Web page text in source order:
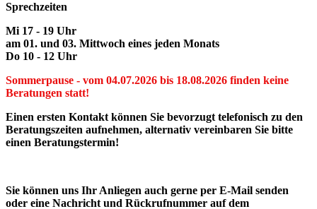
Sprechzeiten
Mi 17 - 19 Uhr
am 01. und 03. Mittwoch eines jeden Monats
Do 10 - 12 Uhr
Sommerpause - vom 04.07.2026 bis 18.08.2026 finden keine
Beratungen statt!
Einen ersten Kontakt können Sie bevorzugt telefonisch zu den
Beratungszeiten aufnehmen, alternativ vereinbaren Sie bitte
einen Beratungstermin!
Sie können uns Ihr Anliegen auch gerne per E-Mail senden
oder eine Nachricht und Rückrufnummer auf dem